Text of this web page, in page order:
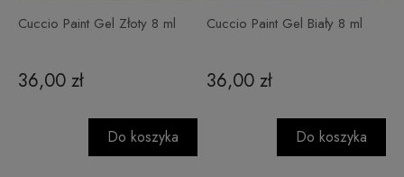
Cuccio Paint Gel Złoty 8 ml
36,00 zł
Do koszyka
Cuccio Paint Gel Biały 8 ml
36,00 zł
Do koszyka